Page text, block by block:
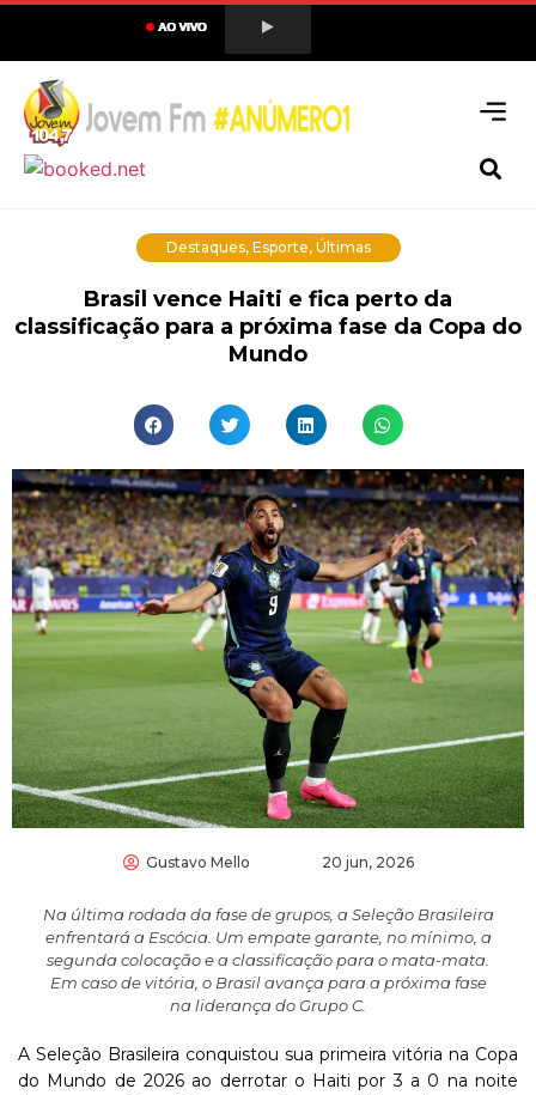
Destaques, Esporte, Últimas
Brasil vence Haiti e fica perto da
classificação para a próxima fase da Copa do
Mundo
Gustavo Mello 20 jun, 2026
Na última rodada da fase de grupos, a Seleção Brasileira
enfrentará a Escócia. Um empate garante, no mínimo, a
segunda colocação e a classificação para o mata-mata.
Em caso de vitória, o Brasil avança para a próxima fase
na liderança do Grupo C.
A Seleção Brasileira conquistou sua primeira vitória na Copa
do Mundo de 2026 ao derrotar o Haiti por 3 a 0 na noite